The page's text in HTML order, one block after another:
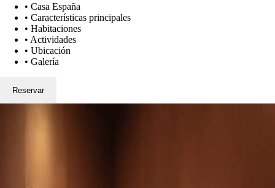
• Casa España
• Características principales
• Habitaciones
• Actividades
• Ubicación
• Galería
Reservar